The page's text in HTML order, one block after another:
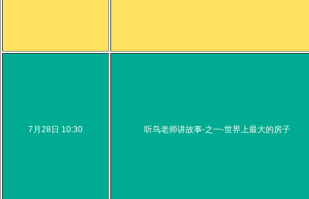
7月28日 10:30 听鸟老师讲故事-之一-世界上最大的房子